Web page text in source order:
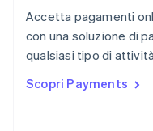
Accetta pagamenti
con una soluzione di
qualsiasi tipo di
Scopri Payments
English简体中文
Regno Unito
English
English